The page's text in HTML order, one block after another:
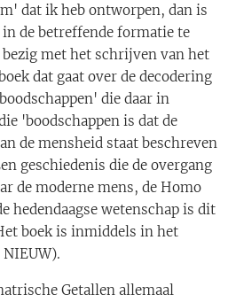
dat ik heb ontworpen, dan is
de betreffende formatie te
met het schrijven van het
dat gaat over de decodering
die daar in
'boodschappen is dat de
de mensheid staat beschreven
geschiedenis die de overgang
de moderne mens, de Homo
hedendaagse wetenschap is dit
boek is inmiddels in het
Getallen allemaal